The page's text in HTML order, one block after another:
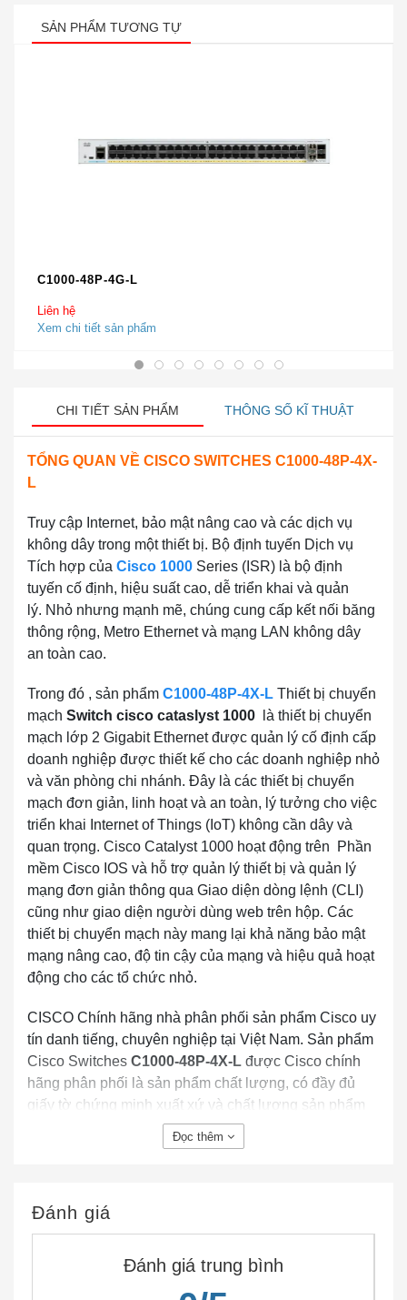
SẢN PHẨM TƯƠNG TỰ
C1000-48P-4G-L
Liên hệ
Xem chi tiết sản phẩm
CHI TIẾT SẢN PHẨM THÔNG SỐ KĨ THUẬT
TỔNG QUAN VỀ CISCO SWITCHES C1000-48P-4X-
L
Truy cập Internet, bảo mật nâng cao và các dịch vụ
không dây trong một thiết bị. Bộ định tuyến Dịch vụ
Tích hợp của Cisco 1000 Series (ISR) là bộ định
tuyến cố định, hiệu suất cao, dễ triển khai và quản
lý. Nhỏ nhưng mạnh mẽ, chúng cung cấp kết nối băng
thông rộng, Metro Ethernet và mạng LAN không dây
an toàn cao.
Trong đó , sản phẩm C1000-48P-4X-L Thiết bị chuyển
mạch Switch cisco cataslyst 1000 là thiết bị chuyển
mạch lớp 2 Gigabit Ethernet được quản lý cố định cấp
doanh nghiệp được thiết kế cho các doanh nghiệp nhỏ
và văn phòng chi nhánh. Đây là các thiết bị chuyển
mạch đơn giản, linh hoạt và an toàn, lý tưởng cho việc
triển khai Internet of Things (IoT) không cần dây và
quan trọng. Cisco Catalyst 1000 hoạt động trên Phần
mềm Cisco IOS và hỗ trợ quản lý thiết bị và quản lý
mạng đơn giản thông qua Giao diện dòng lệnh (CLI)
cũng như giao diện người dùng web trên hộp. Các
thiết bị chuyển mạch này mang lại khả năng bảo mật
mạng nâng cao, độ tin cậy của mạng và hiệu quả hoạt
động cho các tổ chức nhỏ.
CISCO Chính hãng nhà phân phối sản phẩm Cisco uy
tín danh tiếng, chuyên nghiệp tại Việt Nam. Sản phẩm
Cisco Switches C1000-48P-4X-L được Cisco chính
hãng phân phối là sản phẩm chất lượng, có đầy đủ
giấy tờ chứng minh xuất xứ và chất lượng sản phẩm
CO,CQ (bill of lading, invoice, packing list, tờ khai Hải
Quan). Vui lòng liên hệ trực tiếp với bộ phận kinh
hãng…
thiết kế cho doanh nghiệp vừa và nhỏ, thay thế cho
Đọc thêm
Đánh giá
Đánh giá trung bình